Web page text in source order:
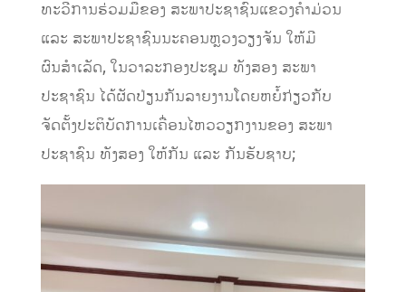
ທະວີການຮ່ວມມືຂອງ ສະພາປະຊາຊົນແຂວງຄໍາມ່ວນ
ແລະ ສະພາປະຊາຊົນນະຄອນຫຼວງວຽງຈັນ ໃຫ້ມີ
ຜົນສຳເລັດ, ໃນວາລະກອງປະຊຸມ ທັງສອງ ສະພາ
ປະຊາຊົນ ໄດ້ຜັດປ່ຽນກັນລາຍງານໂດຍຫຍໍ້ກ່ຽວກັບ
ຈັດຕັ້ງປະຕິບັດການເຄື່ອນໄຫວວຽກງານຂອງ ສະພາ
ປະຊາຊົນ ທັງສອງ ໃຫ້ກັນ ແລະ ກັນຮັບຊາບ;